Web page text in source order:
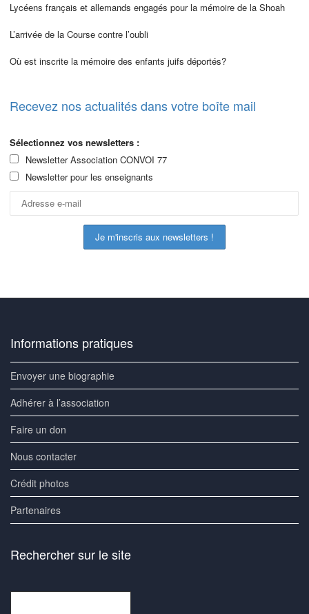
Lycéens français et allemands engagés pour la mémoire de la Shoah
L’arrivée de la Course contre l’oubli
Où est inscrite la mémoire des enfants juifs déportés?
Recevez nos actualités dans votre boîte mail
Sélectionnez vos newsletters :
Newsletter Association CONVOI 77
Newsletter pour les enseignants
Informations pratiques
Envoyer une biographie
Adhérer à l’association
Faire un don
Nous contacter
Crédit photos
Partenaires
Rechercher sur le site